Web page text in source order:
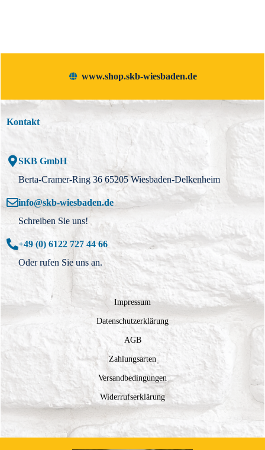
www.shop.skb-wiesbaden.de
Kontakt
SKB GmbH
Berta-Cramer-Ring 36 65205 Wiesbaden-Delkenheim
info@skb-wiesbaden.de
Schreiben Sie uns!
+49 (0) 6122 727 44 66
Oder rufen Sie uns an.
Impressum
Datenschutzerklärung
AGB
Zahlungsarten
Versandbedingungen
Widerrufserklärung